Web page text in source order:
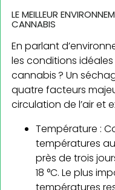
LE MEILLEUR
CANNABIS
En parlant
les conditions
cannabis ? Un
quatre facteurs
circulation de l’air et
Température :
températures
près de trois
18 °C. Le plus